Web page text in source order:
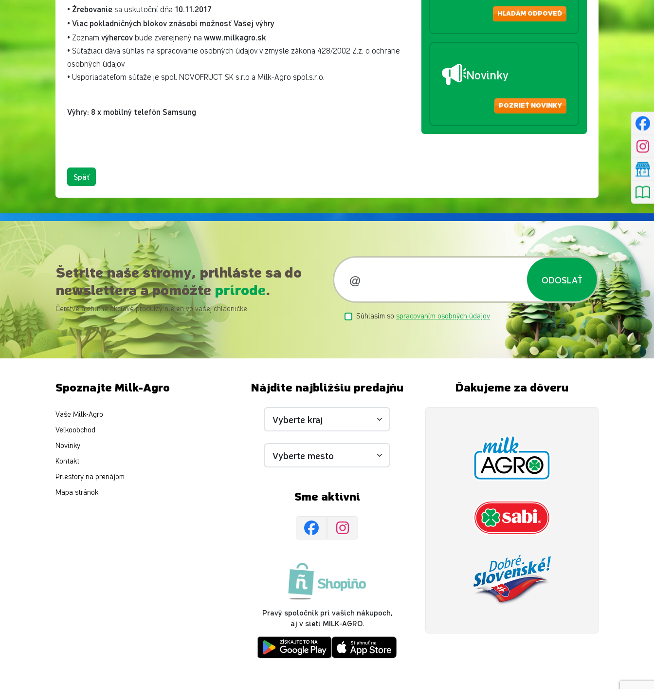
• Žrebovanie sa uskutoční dňa 10.11.2017
• Viac pokladničných blokov znásobí možnosť Vašej výhry
• Zoznam výhercov bude zverejnený na www.milkagro.sk
• Súťažiaci dáva súhlas na spracovanie osobných údajov v zmysle zákona 428/2002 Z.z. o ochrane
osobných údajov
• Usporiadateľom súťaže je spol. NOVOFRUCT SK s.r.o a Milk-Agro spol.s.r.o.
Výhry: 8 x mobilný telefón Samsung
HĽADÁM ODPOVEĎ
Novinky
POZRIEŤ NOVINKY
Späť
Šetrite naše stromy, prihláste sa do
newslettera a pomôžte prírode.
Čerstvé a chutné akciové produkty nielen vo vašej chladničke.
ODOSLAŤ
Súhlasím so spracovaním osobných údajov
Spoznajte Milk-Agro
Vaše Milk-Agro
Veľkoobchod
Novinky
Kontakt
Priestory na prenájom
Mapa stránok
Nájdite najbližšiu predajňu
Sme aktívni
Pravý spoločník pri vašich nákupoch,
aj v sieti MILK-AGRO.
Ďakujeme za dôveru